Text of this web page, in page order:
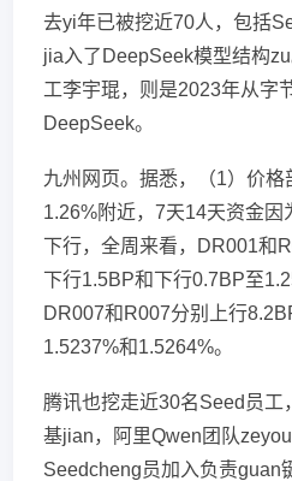
去yi年已被挖近70人，包括
jia入了DeepSeek模型结构
工李宇琨，则是2023年从字
DeepSeek。
九州网页。据悉，（1）价
1.26%附近，7天14天资金因
下行，全周来看，DR001和
下行1.5BP和下行0.7BP至
DR007和R007分别上行
1.5237%和1.5264%。
腾讯也挖走近30名Seed员工
基jian，阿里Qwen团队
Seedcheng员加入负责guan